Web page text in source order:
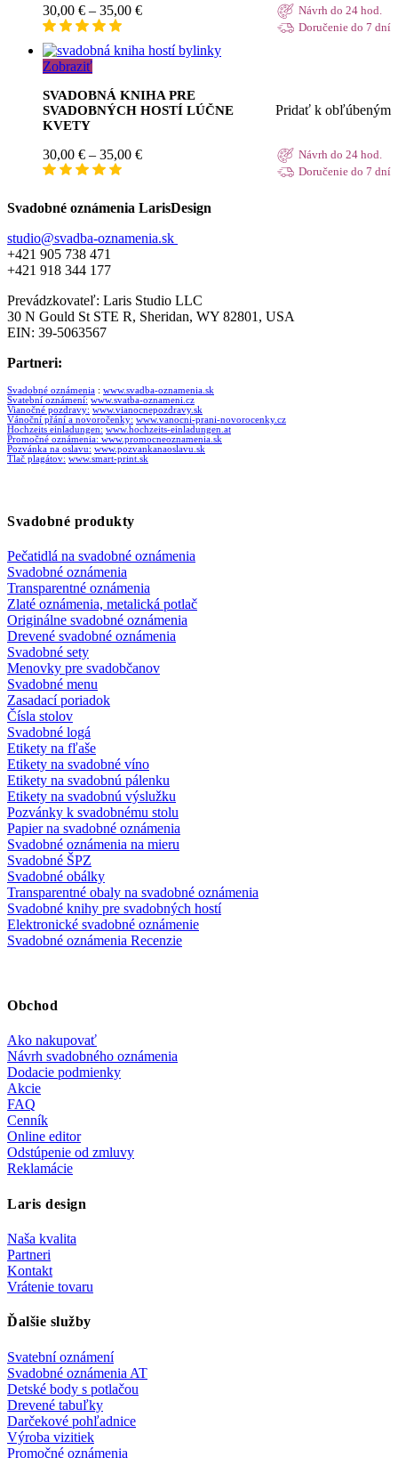
30,00 € – 35,00 €Price
30,00 €
through
Návrh do 24 hod.
Doručenie do 7 dní
Zobraziť
SVADOBNÁ KNIHA PRE
SVADOBNÝCH HOSTÍ LÚČNE
KVETY
Pridať k obľúbeným
30,00 € – 35,00 €Price
through
35,00 €
Návrh do 24 hod.
Doručenie do 7 dní
Svadobné oznámenia LarisDesign
studio@svadba-oznamenia.sk
+421 905 738 471
+421 918 344 177
Prevádzkovateľ: Laris Studio LLC
30 N Gould St STE R, Sheridan, WY 82801, USA
EIN: 39-5063567
Partneri:
Svadobné oznámenia : www.svadba-oznamenia.sk
Svatební oznámení: www.svatba-oznameni.cz
Vianočné pozdravy: www.vianocnepozdravy.sk
Vánoční přání a novoročenky: www.vanocni-prani-novorocenky.cz
Hochzeits einladungen: www.hochzeits-einladungen.at
Promočné oznámenia: www.promocneoznamenia.sk
Pozvánka na oslavu: www.pozvankanaoslavu.sk
Tlač plagátov: www.smart-print.sk
Svadobné produkty
Pečatidlá na svadobné oznámenia
Svadobné oznámenia
Transparentné oznámenia
Zlaté oznámenia, metalická potlač
Originálne svadobné oznámenia
Drevené svadobné oznámenia
Svadobné sety
Menovky pre svadobčanov
Svadobné menu
Zasadací poriadok
Čísla stolov
Svadobné logá
Etikety na fľaše
Etikety na svadobné víno
Etikety na svadobnú pálenku
Etikety na svadobnú výslužku
Pozvánky k svadobnému stolu
Papier na svadobné oznámenia
Svadobné oznámenia na mieru
Svadobné ŠPZ
Svadobné obálky
Transparentné obaly na svadobné oznámenia
Svadobné knihy pre svadobných hostí
Elektronické svadobné oznámenie
Svadobné oznámenia Recenzie
Obchod
Ako nakupovať
Návrh svadobného oznámenia
Dodacie podmienky
Akcie
FAQ
Cenník
Online editor
Odstúpenie od zmluvy
Reklamácie
Laris design
Naša kvalita
Partneri
Kontakt
Vrátenie tovaru
Ďalšie služby
Svatební oznámení
Svadobné oznámenia AT
Detské body s potlačou
Drevené tabuľky
Darčekové pohľadnice
Výroba vizitiek
Promočné oznámenia